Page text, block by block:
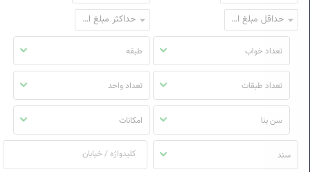
حداقل مبلغ اجاره
حداکثر مبلغ اجاره
تعداد خواب طبقه
تعداد طبقات تعداد واحد
سن بنا امکانات
سند